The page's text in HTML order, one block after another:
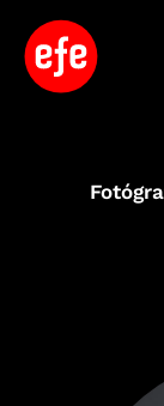
contenido